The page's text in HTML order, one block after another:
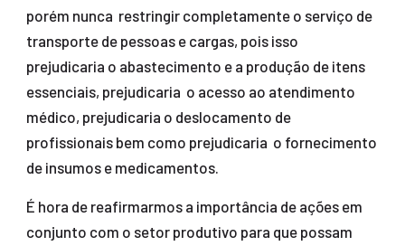
porém nunca restringir completamente o serviço de
transporte de pessoas e cargas, pois isso
prejudicaria o abastecimento e a produção de itens
essenciais, prejudicaria o acesso ao atendimento
médico, prejudicaria o deslocamento de
profissionais bem como prejudicaria o fornecimento
de insumos e medicamentos.
É hora de reafirmarmos a importância de ações em
conjunto com o setor produtivo para que possam